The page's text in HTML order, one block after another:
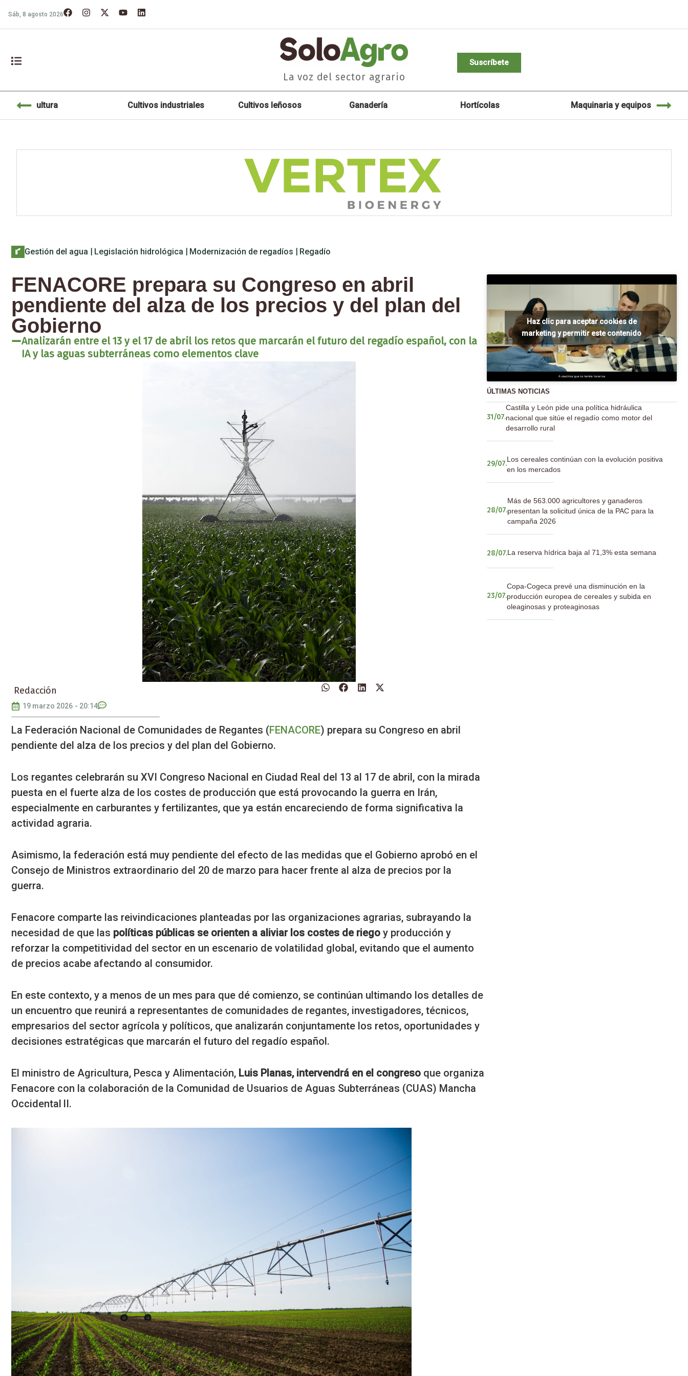
Sáb, 8 agosto 2026
La voz del sector agrario
Suscríbete
Agricultura Cultivos industriales Cultivos leñosos Ganadería Hortícolas Maquinaria y equipos
Gestión del agua | Legislación hidrológica | Modernización de regadíos | Regadío
FENACORE prepara su Congreso en abril
pendiente del alza de los precios y del plan del
Gobierno
Analizarán entre el 13 y el 17 de abril los retos que marcarán el futuro del regadío español, con la
IA y las aguas subterráneas como elementos clave
Redacción
19 marzo 2026 - 20:14
La Federación Nacional de Comunidades de Regantes (FENACORE) prepara su Congreso en abril
pendiente del alza de los precios y del plan del Gobierno.
Los regantes celebrarán su XVI Congreso Nacional en Ciudad Real del 13 al 17 de abril, con la mirada
puesta en el fuerte alza de los costes de producción que está provocando la guerra en Irán,
especialmente en carburantes y fertilizantes, que ya están encareciendo de forma significativa la
actividad agraria.
Asimismo, la federación está muy pendiente del efecto de las medidas que el Gobierno aprobó en el
Consejo de Ministros extraordinario del 20 de marzo para hacer frente al alza de precios por la
guerra.
Fenacore comparte las reivindicaciones planteadas por las organizaciones agrarias, subrayando la
necesidad de que las políticas públicas se orienten a aliviar los costes de riego y producción y
reforzar la competitividad del sector en un escenario de volatilidad global, evitando que el aumento
de precios acabe afectando al consumidor.
En este contexto, y a menos de un mes para que dé comienzo, se continúan ultimando los detalles de
un encuentro que reunirá a representantes de comunidades de regantes, investigadores, técnicos,
empresarios del sector agrícola y políticos, que analizarán conjuntamente los retos, oportunidades y
decisiones estratégicas que marcarán el futuro del regadío español.
El ministro de Agricultura, Pesca y Alimentación, Luis Planas, intervendrá en el congreso que organiza
Fenacore con la colaboración de la Comunidad de Usuarios de Aguas Subterráneas (CUAS) Mancha
Occidental II.
Haz clic para aceptar cookies de
marketing y permitir este contenido
ÚLTIMAS NOTICIAS
31/07.
Castilla y León pide una política hidráulica
nacional que sitúe el regadío como motor del
desarrollo rural
29/07.
Los cereales continúan con la evolución positiva
en los mercados
28/07.
Más de 563.000 agricultores y ganaderos
presentan la solicitud única de la PAC para la
campaña 2026
28/07.La reserva hídrica baja al 71,3% esta semana
23/07.
Copa-Cogeca prevé una disminución en la
producción europea de cereales y subida en
oleaginosas y proteaginosas